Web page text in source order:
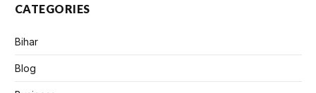
CATEGORIES
Bihar
Blog